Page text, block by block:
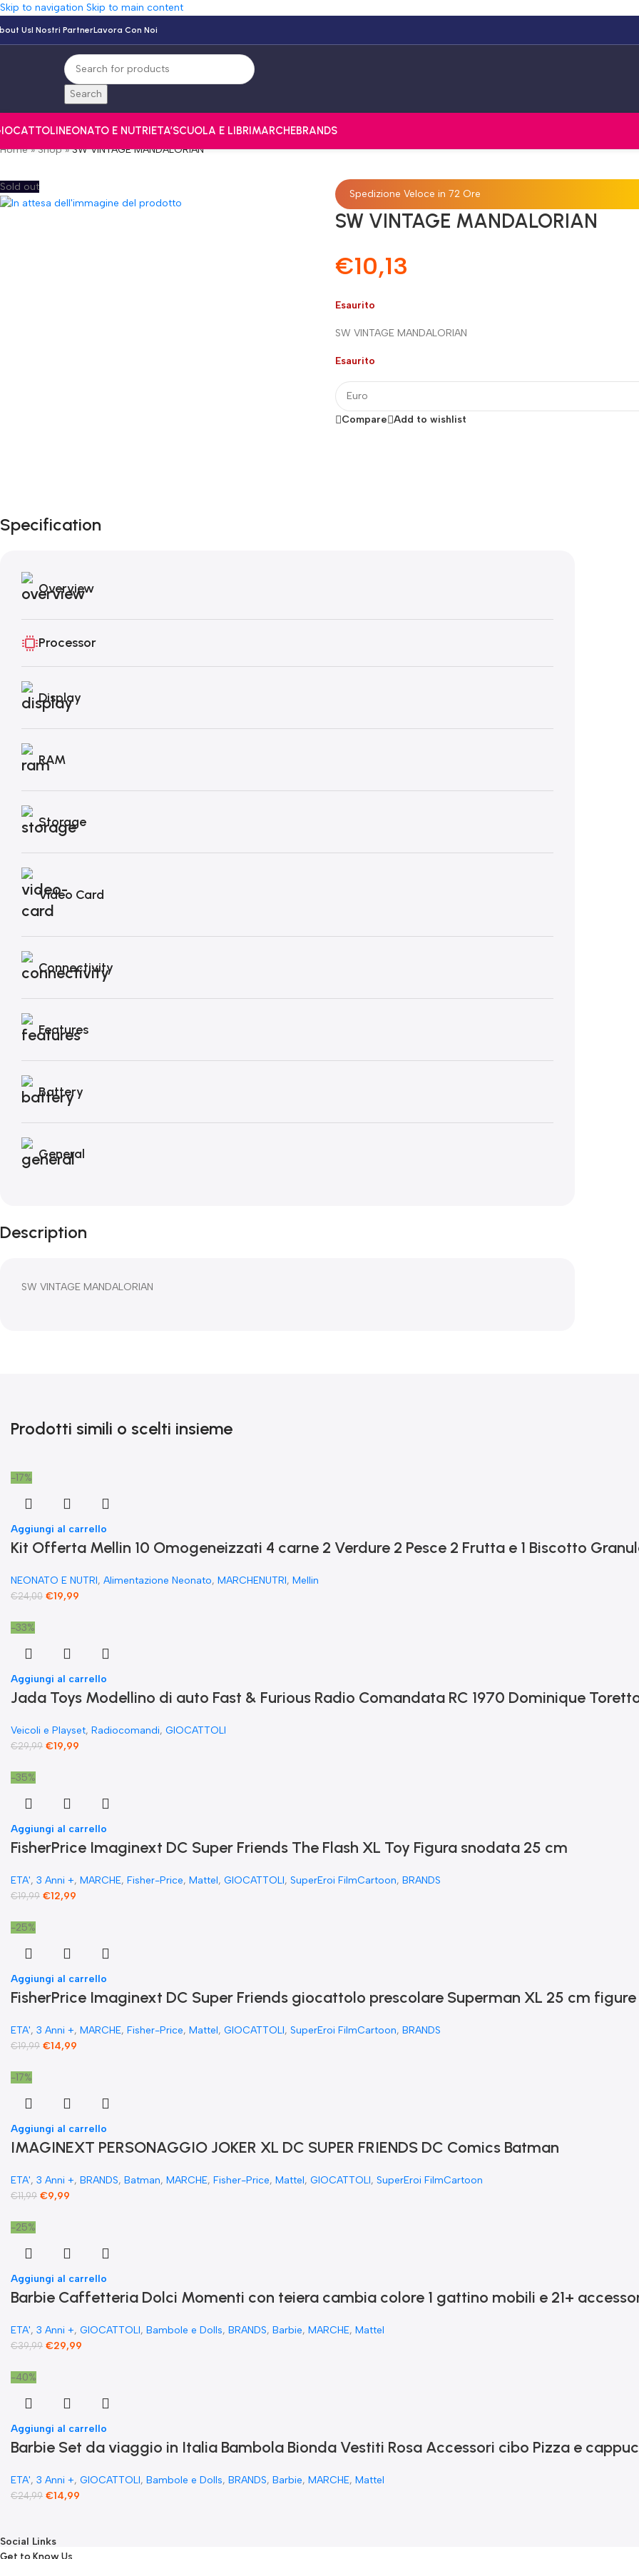
Skip to navigation Skip to main content
UsI Nostri PartnerLavora Con Noi
Search
NEONATO E NUTRIETA’SCUOLA E LIBRIMARCHEBRANDS
Home»Shop»SW VINTAGE MANDALORIAN
Sold out
Spedizione Veloce in 72 Ore
SW VINTAGE MANDALORIAN
€10,13
Esaurito
SW VINTAGE MANDALORIAN
Esaurito
Compare Add to wishlist
Specification
Overview
Processor
Display
RAM
Storage
Video Card
Connectivity
Features
Battery
General
Description
SW VINTAGE MANDALORIAN
Prodotti simili o scelti insieme
-17%
Aggiungi al carrello
Kit Offerta Mellin 10 Omogeneizzati 4 carne 2 Verdure 2 Pesce 2 Frutta e 1 Biscotto
NEONATO E NUTRI, Alimentazione Neonato, MARCHENUTRI, Mellin
€24,00 €19,99
-33%
Aggiungi al carrello
Jada Toys Modellino di auto Fast & Furious Radio Comandata RC 1970 Dominique
Veicoli e Playset, Radiocomandi, GIOCATTOLI
€29,99 €19,99
-35%
Aggiungi al carrello
FisherPrice Imaginext DC Super Friends The Flash XL Toy Figura snodata 25 cm
ETA', 3 Anni +, MARCHE, Fisher-Price, Mattel, GIOCATTOLI, SuperEroi FilmCartoon, BRANDS
€19,99 €12,99
-25%
Aggiungi al carrello
FisherPrice Imaginext DC Super Friends giocattolo prescolare Superman XL 25 cm
ETA', 3 Anni +, MARCHE, Fisher-Price, Mattel, GIOCATTOLI, SuperEroi FilmCartoon, BRANDS
€19,99 €14,99
-17%
Aggiungi al carrello
IMAGINEXT PERSONAGGIO JOKER XL DC SUPER FRIENDS DC Comics Batman
ETA', 3 Anni +, BRANDS, Batman, MARCHE, Fisher-Price, Mattel, GIOCATTOLI, SuperEroi FilmCartoon
€11,99 €9,99
-25%
Aggiungi al carrello
​Barbie Caffetteria Dolci Momenti con teiera cambia colore 1 gattino mobili e 21+
ETA', 3 Anni +, GIOCATTOLI, Bambole e Dolls, BRANDS, Barbie, MARCHE, Mattel
€39,99 €29,99
-40%
Aggiungi al carrello
Barbie Set da viaggio in Italia Bambola Bionda Vestiti Rosa Accessori cibo Pizza e
ETA', 3 Anni +, GIOCATTOLI, Bambole e Dolls, BRANDS, Barbie, MARCHE, Mattel
€24,99 €14,99
Social Links
Get to Know Us